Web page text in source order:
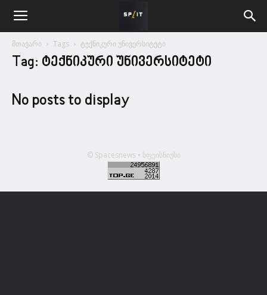
მთავარი Tags ტექნიკური უნივერსიტეტი
Tag: ტექნიკური უნივერსიტეტი
No posts to display
© Spacesnews • სფეისნიუსი